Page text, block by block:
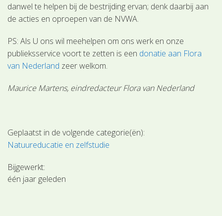
danwel te helpen bij de bestrijding ervan; denk daarbij aan
de acties en oproepen van de NVWA.
PS: Als U ons wil meehelpen om ons werk en onze
publieksservice voort te zetten is een donatie aan Flora
van Nederland zeer welkom.
Maurice Martens, eindredacteur Flora van Nederland
Geplaatst in de volgende categorie(ën):
Natuureducatie en zelfstudie
Bijgewerkt:
één jaar geleden